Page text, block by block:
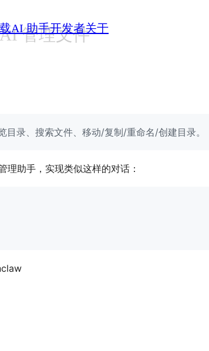
AI 助手开发者关于
管理文件
录、搜索文件、移动/复制/重命名/创建目录。
助手，实现类似这样的对话：